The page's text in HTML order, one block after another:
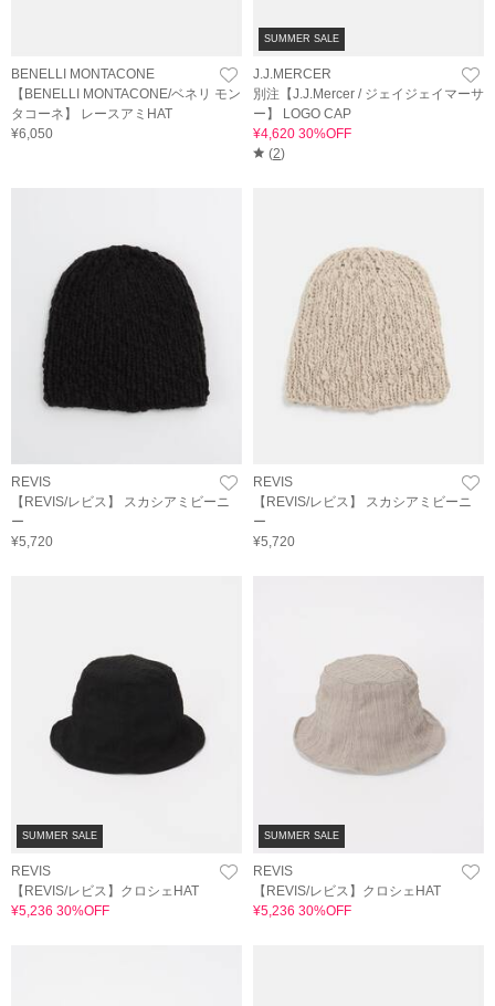
BENELLI MONTACONE
【BENELLI MONTACONE/ベネリ モン
タコーネ】 レースアミHAT
¥6,050
SUMMER SALE
J.J.MERCER
別注【J.J.Mercer / ジェイジェイマーサ
ー】 LOGO CAP
¥4,620 30%OFF
(2)
REVIS
【REVIS/レビス】 スカシアミビーニ
ー
¥5,720
REVIS
【REVIS/レビス】 スカシアミビーニ
ー
¥5,720
SUMMER SALE
REVIS
【REVIS/レビス】クロシェHAT
¥5,236 30%OFF
SUMMER SALE
REVIS
【REVIS/レビス】クロシェHAT
¥5,236 30%OFF